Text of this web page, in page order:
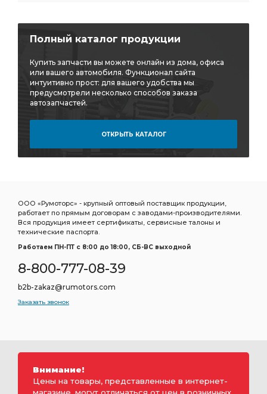
Полный каталог продукции
Купить запчасти вы можете онлайн из дома, офиса
или вашего автомобиля. Функционал сайта
интуитивно прост: для вашего удобства мы
предусмотрели несколько способов заказа
автозапчастей.
ОТКРЫТЬ КАТАЛОГ
ООО «Румоторс» - крупный оптовый поставщик продукции,
работает по прямым договорам с заводами-производителями.
Вся продукция имеет сертификаты, сервисные талоны и
технические паспорта.
Работаем ПН-ПТ c 8:00 до 18:00, СБ-ВС выходной
8-800-777-08-39
b2b-zakaz@rumotors.com
Заказать звонок
Внимание!
Цены на товары, представленные в интернет-